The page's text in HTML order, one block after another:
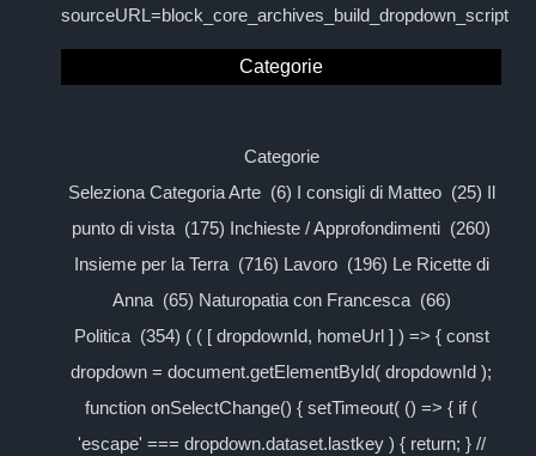
sourceURL=block_core_archives_build_dropdown_script
Categorie
Categorie
Seleziona Categoria Arte (6) I consigli di Matteo (25) Il
punto di vista (175) Inchieste / Approfondimenti (260)
Insieme per la Terra (716) Lavoro (196) Le Ricette di
Anna (65) Naturopatia con Francesca (66)
Politica (354) ( ( [ dropdownId, homeUrl ] ) => { const
dropdown = document.getElementById( dropdownId );
function onSelectChange() { setTimeout( () => { if (
'escape' === dropdown.dataset.lastkey ) { return; } //